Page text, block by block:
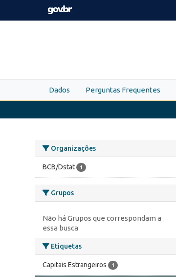
Skip to main content
Dados Perguntas Frequentes
Organizações
BCB/Dstat 1
Grupos
Não há Grupos que correspondam a
essa busca
Etiquetas
Capitais Estrangeiros 1